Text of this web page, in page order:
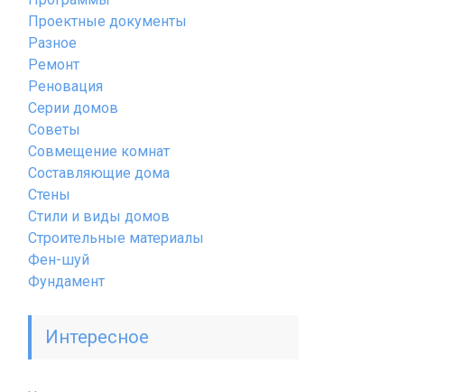
Проектные документы
Разное
Ремонт
Реновация
Серии домов
Советы
Совмещение комнат
Составляющие дома
Стены
Стили и виды домов
Строительные материалы
Фен-шуй
Фундамент
Интересное